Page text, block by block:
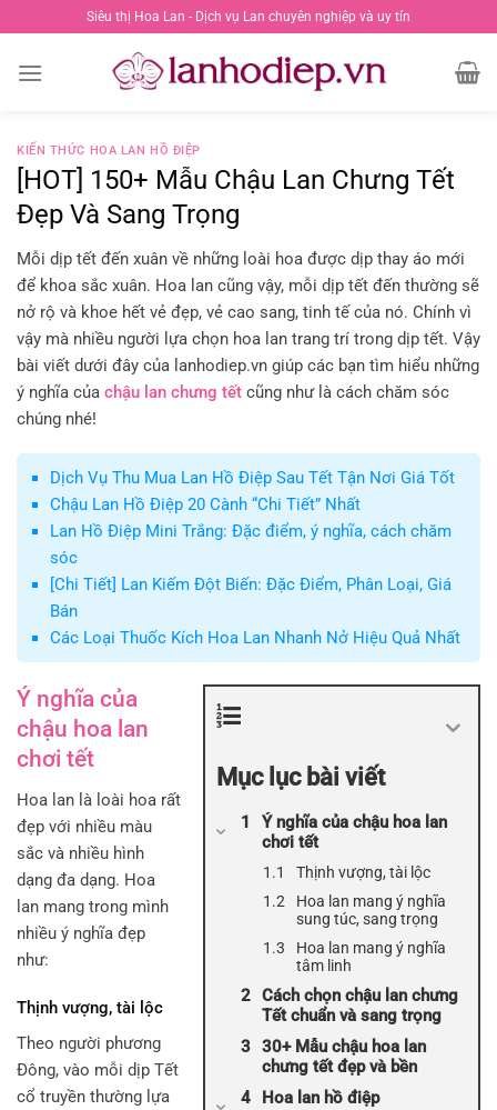
đến
nội
Siêu thị Hoa Lan - Dịch vụ Lan chuyên nghiệp và uy tín
KIẾN THỨC HOA LAN HỒ ĐIỆP
[HOT] 150+ Mẫu Chậu Lan Chưng Tết
Đẹp Và Sang Trọng
Mỗi dịp tết đến xuân về những loài hoa được dịp thay áo mới
để khoa sắc xuân. Hoa lan cũng vậy, mỗi dịp tết đến thường sẽ
nở rộ và khoe hết vẻ đẹp, vẻ cao sang, tinh tế của nó. Chính vì
vậy mà nhiều người lựa chọn hoa lan trang trí trong dịp tết. Vậy
bài viết dưới đây của lanhodiep.vn giúp các bạn tìm hiểu những
ý nghĩa của chậu lan chưng tết cũng như là cách chăm sóc
chúng nhé!
Dịch Vụ Thu Mua Lan Hồ Điệp Sau Tết Tận Nơi Giá Tốt
Chậu Lan Hồ Điệp 20 Cành “Chi Tiết” Nhất
Lan Hồ Điệp Mini Trắng: Đặc điểm, ý nghĩa, cách chăm
sóc
[Chi Tiết] Lan Kiếm Đột Biến: Đặc Điểm, Phân Loại, Giá
Bán
Các Loại Thuốc Kích Hoa Lan Nhanh Nở Hiệu Quả Nhất
Mục lục bài viết
Ý nghĩa của chậu hoa lan
chơi tết
Thịnh vượng, tài lộc
Hoa lan mang ý nghĩa
sung túc, sang trọng
Hoa lan mang ý nghĩa
tâm linh
Cách chọn chậu lan chưng
Tết chuẩn và sang trọng
30+ Mẫu chậu hoa lan
chưng tết đẹp và bền
Hoa lan hồ điệp
Ý nghĩa của
chậu hoa lan
chơi tết
Hoa lan là loài hoa rất
đẹp với nhiều màu
sắc và nhiều hình
dạng đa dạng. Hoa
lan mang trong mình
nhiều ý nghĩa đẹp
như:
Thịnh vượng, tài lộc
Theo người phương
Đông, vào mỗi dịp Tết
cổ truyền thường lựa